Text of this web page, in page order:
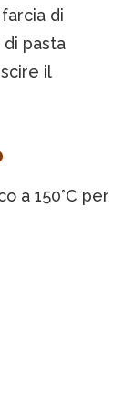
di
pasta
il
a 150°C per